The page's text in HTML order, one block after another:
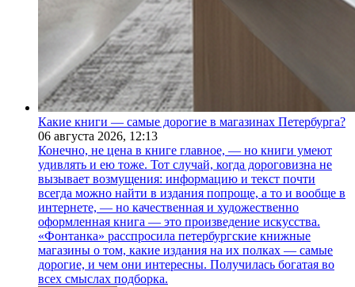
Какие книги — самые дорогие в магазинах Петербурга?
06 августа 2026, 12:13
Конечно, не цена в книге главное, — но книги умеют
удивлять и ею тоже. Тот случай, когда дороговизна не
вызывает возмущения: информацию и текст почти
всегда можно найти в издания попроще, а то и вообще в
интернете, — но качественная и художественно
оформленная книга — это произведение искусства.
«Фонтанка» расспросила петербургские книжные
магазины о том, какие издания на их полках — самые
дорогие, и чем они интересны. Получилась богатая во
всех смыслах подборка.